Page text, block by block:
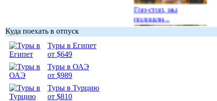
Гоп-стоп, мы
подошли...
Куда поехать в отпуск
Туры в Египет
от $649
Туры в ОАЭ
от $989
Туры в Турцию
от $810